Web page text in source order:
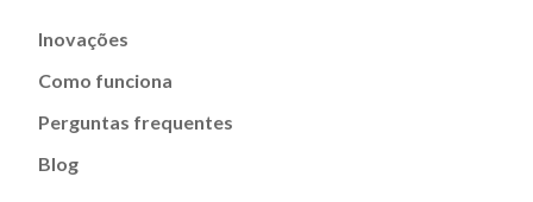
Inovações
Como funciona
Perguntas frequentes
Blog